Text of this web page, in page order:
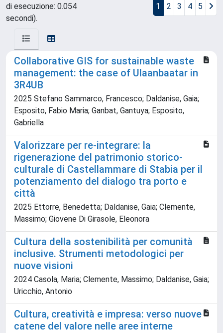
di esecuzione: 0.054
secondi).
1 2 3 4 5
Collaborative GIS for sustainable waste
management: the case of Ulaanbaatar in
3R4UB
2025 Stefano Sammarco, Francesco; Daldanise, Gaia;
Esposito, Fabio Maria; Ganbat, Gantuya; Esposito,
Gabriella
Valorizzare per re-integrare: la
rigenerazione del patrimonio storico-
culturale di Castellammare di Stabia per il
potenziamento del dialogo tra porto e
città
2025 Ettorre, Benedetta; Daldanise, Gaia; Clemente,
Massimo; Giovene Di Girasole, Eleonora
Cultura della sostenibilità per comunità
inclusive. Strumenti metodologici per
nuove visioni
2024 Casola, Maria; Clemente, Massimo; Daldanise, Gaia;
Uricchio, Antonio
Cultura, creatività e impresa: verso nuove
catene del valore nelle aree interne